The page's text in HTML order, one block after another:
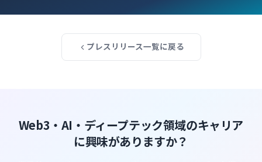
プレスリリース一覧に戻る
Web3・AI・ディープテック領域のキャリア
に興味がありますか？